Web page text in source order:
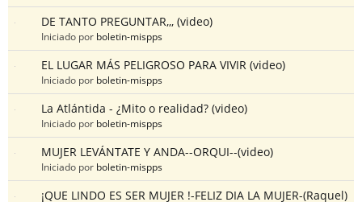
DE TANTO PREGUNTAR,,, (video)
Iniciado por boletin-mispps
EL LUGAR MÁS PELIGROSO PARA VIVIR (video)
Iniciado por boletin-mispps
La Atlántida - ¿Mito o realidad? (video)
Iniciado por boletin-mispps
MUJER LEVÁNTATE Y ANDA--ORQUI--(video)
Iniciado por boletin-mispps
¡QUE LINDO ES SER MUJER !-FELIZ DIA LA MUJER-(Raquel)